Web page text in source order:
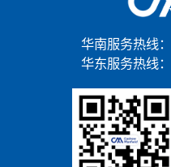
华南服务热线：
华东服务热线：